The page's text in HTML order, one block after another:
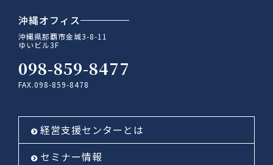
沖縄オフィス
沖縄県那覇市金城3-8-11
ゆいビル3F
098-859-8477
FAX.098-859-8478
経営支援センターとは
セミナー情報